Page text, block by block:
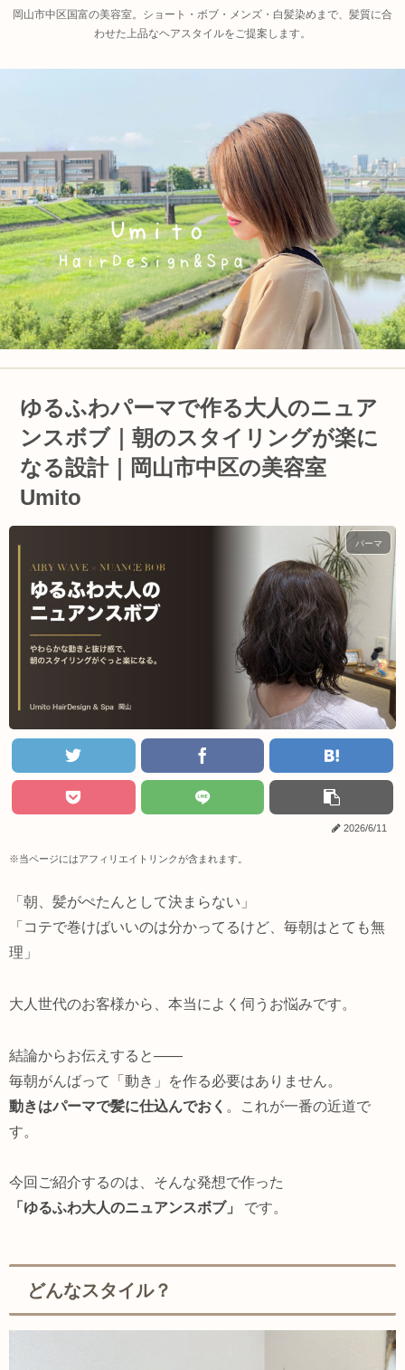
岡山市中区国富の美容室。ショート・ボブ・メンズ・白髪染めまで、髪質に合
わせた上品なヘアスタイルをご提案します。
ゆるふわパーマで作る大人のニュア
ンスボブ｜朝のスタイリングが楽に
なる設計｜岡山市中区の美容室
Umito
パーマ
2026/6/11
※当ページにはアフィリエイトリンクが含まれます。
「朝、髪がぺたんとして決まらない」
「コテで巻けばいいのは分かってるけど、毎朝はとても無
理」
大人世代のお客様から、本当によく伺うお悩みです。
結論からお伝えすると――
毎朝がんばって「動き」を作る必要はありません。
動きはパーマで髪に仕込んでおく 。これが一番の近道で
す。
今回ご紹介するのは、そんな発想で作った
「ゆるふわ大人のニュアンスボブ」
です。
どんなスタイル？